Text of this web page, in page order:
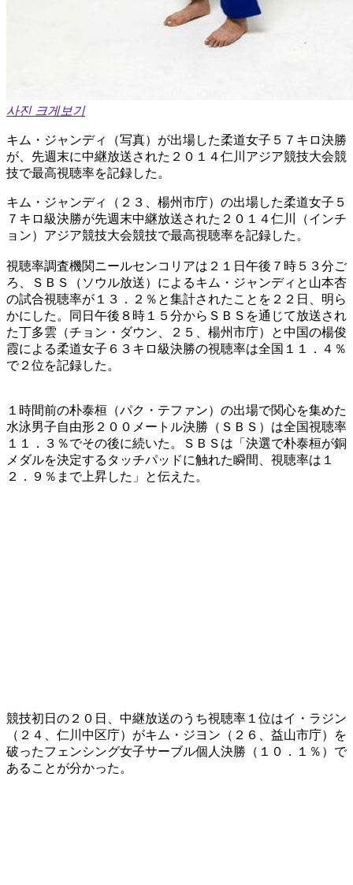
사진 크게보기
キム・ジャンディ（写真）が出場した柔道女子５７キロ決勝
が、先週末に中継放送された２０１４仁川アジア競技大会競
技で最高視聴率を記録した。
キム・ジャンディ（２３、楊州市庁）の出場した柔道女子５
７キロ級決勝が先週末中継放送された２０１４仁川（インチ
ョン）アジア競技大会競技で最高視聴率を記録した。
視聴率調査機関ニールセンコリアは２１日午後７時５３分ご
ろ、ＳＢＳ（ソウル放送）によるキム・ジャンディと山本杏
の試合視聴率が１３．２％と集計されたことを２２日、明ら
かにした。同日午後８時１５分からＳＢＳを通じて放送され
た丁多雲（チョン・ダウン、２５、楊州市庁）と中国の楊俊
霞による柔道女子６３キロ級決勝の視聴率は全国１１．４％
で２位を記録した。
１時間前の朴泰桓（パク・テファン）の出場で関心を集めた
水泳男子自由形２００メートル決勝（ＳＢＳ）は全国視聴率
１１．３％でその後に続いた。ＳＢＳは「決選で朴泰桓が銅
メダルを決定するタッチパッドに触れた瞬間、視聴率は１
２．９％まで上昇した」と伝えた。
競技初日の２０日、中継放送のうち視聴率１位はイ・ラジン
（２４、仁川中区庁）がキム・ジヨン（２６、益山市庁）を
破ったフェンシング女子サーブル個人決勝（１０．１％）で
あることが分かった。